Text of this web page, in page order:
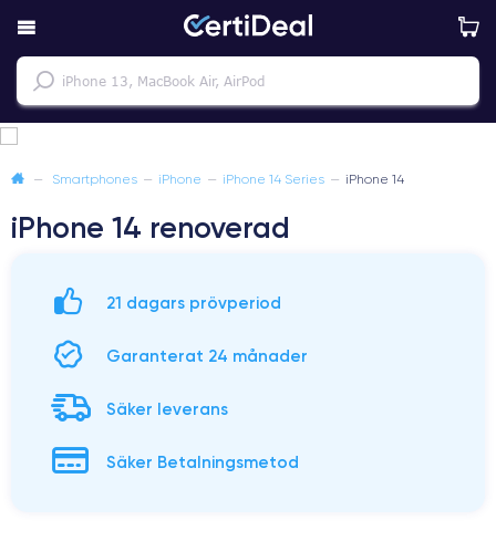
— Smartphones — iPhone — iPhone 14 Series — iPhone 14
iPhone 14 renoverad
21 dagars prövperiod
Garanterat 24 månader
Säker leverans
Säker Betalningsmetod